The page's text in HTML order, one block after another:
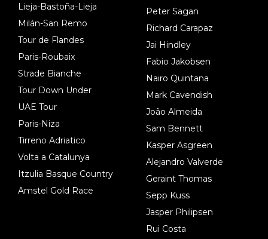
Lieja-Bastoña-Lieja
Milán-San Remo
Tour de Flandes
Paris-Roubaix
Strade Bianche
Tour Down Under
UAE Tour
Paris-Niza
Tirreno Adriatico
Volta a Catalunya
Itzulia Basque Country
Amstel Gold Race
Peter Sagan
Richard Carapaz
Jai Hindley
Fabio Jakobsen
Nairo Quintana
Mark Cavendish
João Almeida
Sam Bennett
Kasper Asgreen
Alejandro Valverde
Geraint Thomas
Sepp Kuss
Jasper Philipsen
Rui Costa